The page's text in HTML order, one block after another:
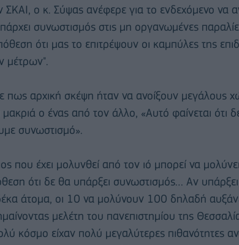
ΣΚΑΙ, ο κ. Σύψας ανέφερε για το ενδεχόμενο να
συνωστισμός στις μη οργανωμένες
ότι μας το επιτρέψουν οι καμπύλες της
μέτρων".
πως αρχική σκέψη ήταν να ανοίξουν μεγάλους
μακριά ο ένας από τον άλλο, «Αυτό φαίνεται ότι
συνωστισμό».
που έχει μολυνθεί από τον ιό μπορεί να
ότι δε θα υπάρξει συνωστισμός… Αν
άτομα, οι 10 να μολύνουν 100 δηλαδή
μελέτη του πανεπιστημίου της
κόσμο είχαν πολύ μεγαλύτερες πιθανότητες